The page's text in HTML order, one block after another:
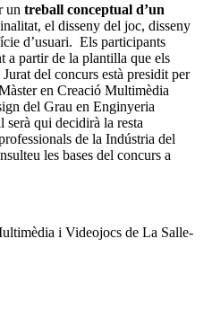
un treball conceptual d’un
el disseny del joc, disseny
d’usuari. Els participants
a partir de la plantilla que els
del concurs està presidit per
en Creació Multimèdia
del Grau en Enginyeria
qui decidirà la resta
de la Indústria del
les bases del concurs a
i Videojocs de La Salle-